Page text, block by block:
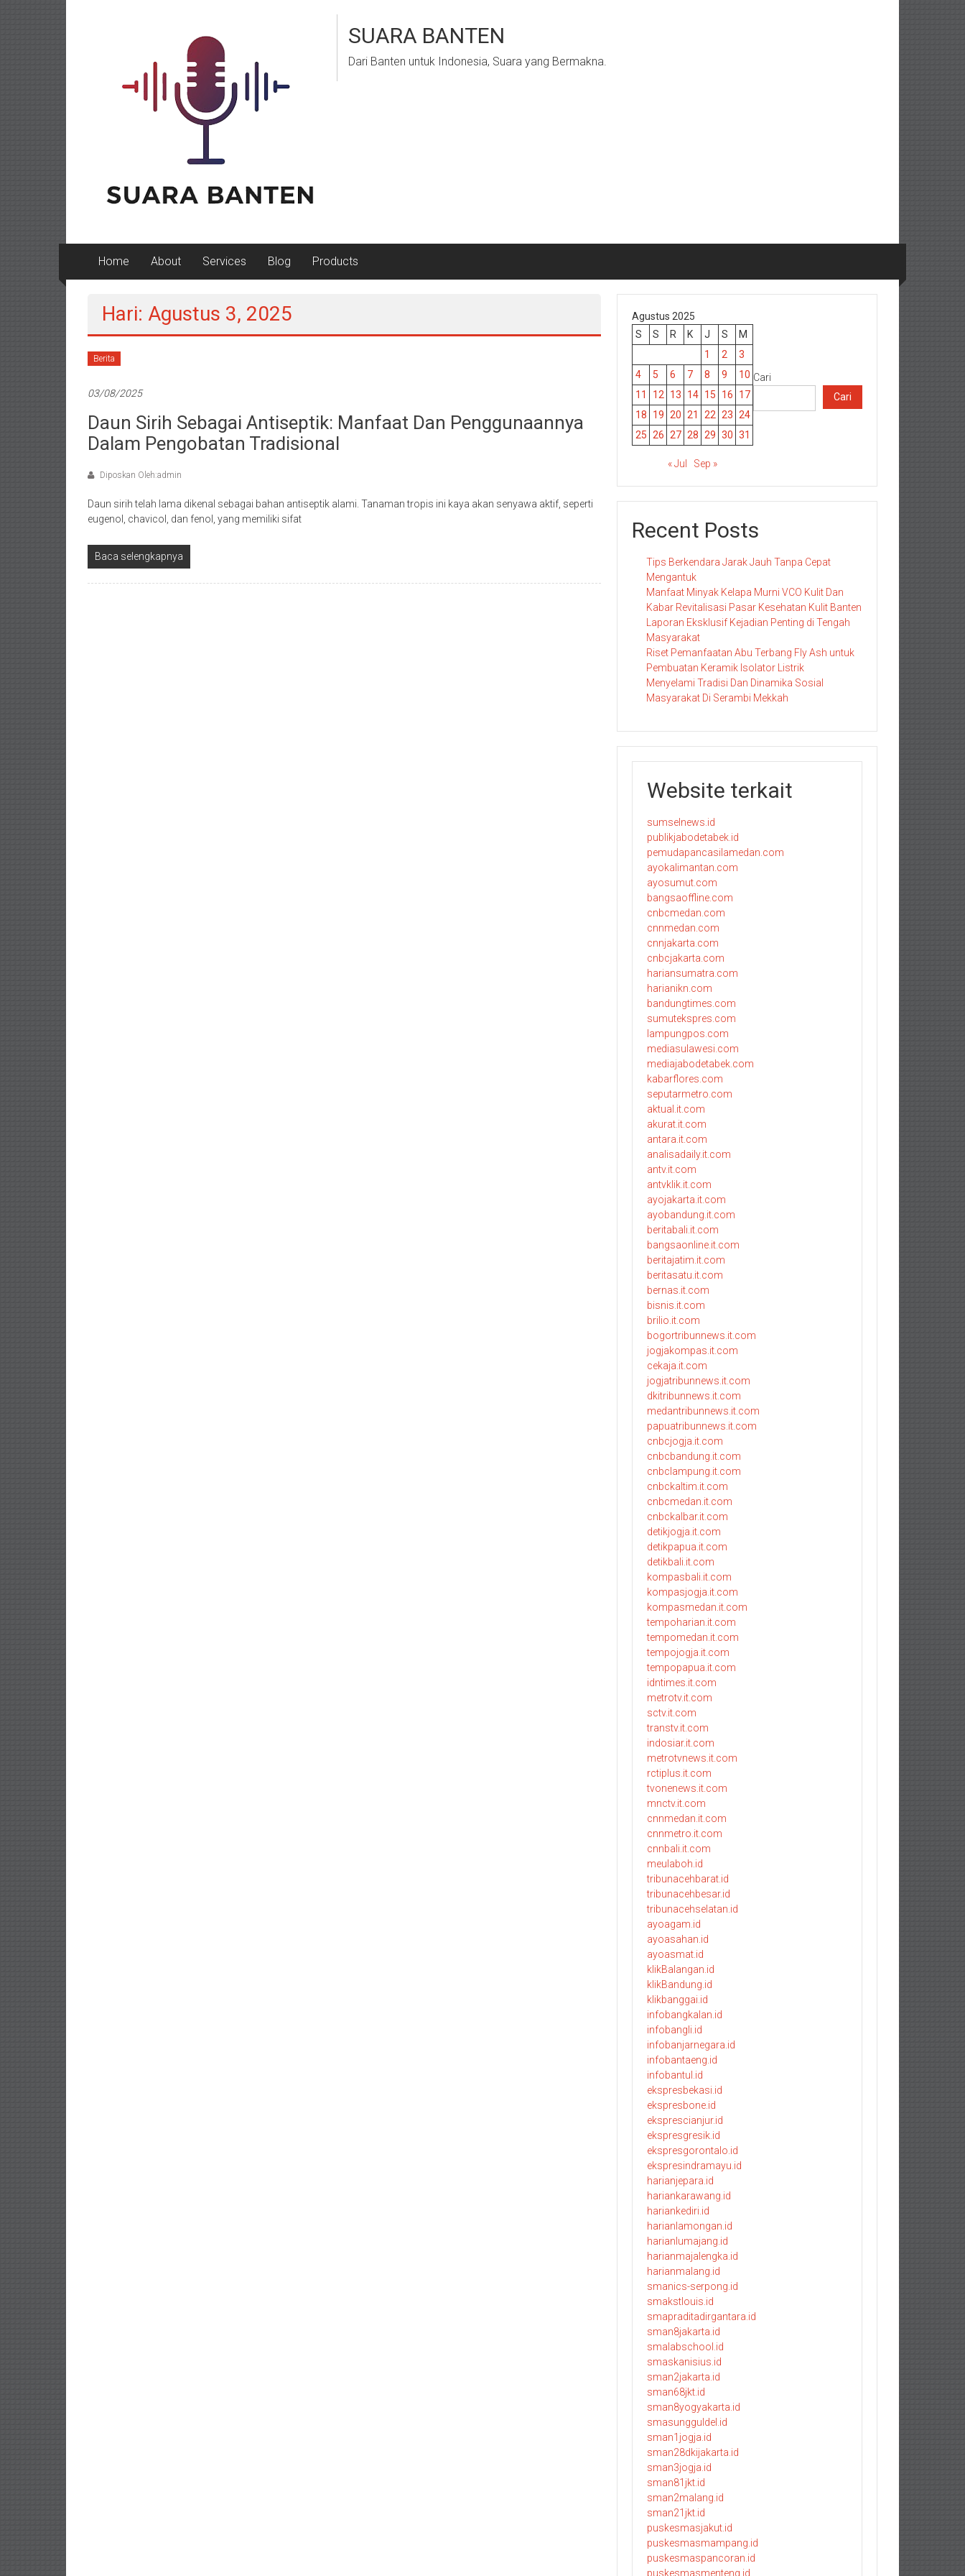
SUARA BANTEN
Dari Banten untuk Indonesia, Suara yang Bermakna.
Home About Services Blog Products
Hari: Agustus 3, 2025
Berita
03/08/2025
Daun Sirih Sebagai Antiseptik: Manfaat Dan Penggunaannya
Dalam Pengobatan Tradisional
Diposkan Oleh:admin
Daun sirih telah lama dikenal sebagai bahan antiseptik alami. Tanaman tropis ini kaya akan senyawa aktif, seperti
eugenol, chavicol, dan fenol, yang memiliki sifat
Baca selengkapnya
Agustus 2025
S
S R K J S
M
1
2
3
4
5 6 7 8 9
10
11
12 13 14 15 16
17
18
19 20 21 22 23 24
25 26 27 28 29 30 31
« Jul Sep »
Cari
Cari
Recent Posts
Tips Berkendara Jarak Jauh Tanpa Cepat
Mengantuk
Manfaat Minyak Kelapa Murni VCO Kulit Dan
Kabar Revitalisasi Pasar Kesehatan Kulit Banten
Laporan Eksklusif Kejadian Penting di Tengah
Masyarakat
Riset Pemanfaatan Abu Terbang Fly Ash untuk
Pembuatan Keramik Isolator Listrik
Menyelami Tradisi Dan Dinamika Sosial
Masyarakat Di Serambi Mekkah
Website terkait
sumselnews.id
publikjabodetabek.id
pemudapancasilamedan.com
ayokalimantan.com
ayosumut.com
bangsaoffline.com
cnbcmedan.com
cnnmedan.com
cnnjakarta.com
cnbcjakarta.com
hariansumatra.com
harianikn.com
bandungtimes.com
sumutekspres.com
lampungpos.com
mediasulawesi.com
mediajabodetabek.com
kabarflores.com
seputarmetro.com
aktual.it.com
akurat.it.com
antara.it.com
analisadaily.it.com
antv.it.com
antvklik.it.com
ayojakarta.it.com
ayobandung.it.com
beritabali.it.com
bangsaonline.it.com
beritajatim.it.com
beritasatu.it.com
bernas.it.com
bisnis.it.com
brilio.it.com
bogortribunnews.it.com
jogjakompas.it.com
cekaja.it.com
jogjatribunnews.it.com
dkitribunnews.it.com
medantribunnews.it.com
papuatribunnews.it.com
cnbcjogja.it.com
cnbcbandung.it.com
cnbclampung.it.com
cnbckaltim.it.com
cnbcmedan.it.com
cnbckalbar.it.com
detikjogja.it.com
detikpapua.it.com
detikbali.it.com
kompasbali.it.com
kompasjogja.it.com
kompasmedan.it.com
tempoharian.it.com
tempomedan.it.com
tempojogja.it.com
tempopapua.it.com
idntimes.it.com
metrotv.it.com
sctv.it.com
transtv.it.com
indosiar.it.com
metrotvnews.it.com
rctiplus.it.com
tvonenews.it.com
mnctv.it.com
cnnmedan.it.com
cnnmetro.it.com
cnnbali.it.com
meulaboh.id
tribunacehbarat.id
tribunacehbesar.id
tribunacehselatan.id
ayoagam.id
ayoasahan.id
ayoasmat.id
klikBalangan.id
klikBandung.id
klikbanggai.id
infobangkalan.id
infobangli.id
infobanjarnegara.id
infobantaeng.id
infobantul.id
ekspresbekasi.id
ekspresbone.id
eksprescianjur.id
ekspresgresik.id
ekspresgorontalo.id
ekspresindramayu.id
harianjepara.id
hariankarawang.id
hariankediri.id
harianlamongan.id
harianlumajang.id
harianmajalengka.id
harianmalang.id
smanics-serpong.id
smakstlouis.id
smapraditadirgantara.id
sman8jakarta.id
smalabschool.id
smaskanisius.id
sman2jakarta.id
sman68jkt.id
sman8yogyakarta.id
smasungguldel.id
sman1jogja.id
sman28dkijakarta.id
sman3jogja.id
sman81jkt.id
sman2malang.id
sman21jkt.id
puskesmasjakut.id
puskesmasmampang.id
puskesmaspancoran.id
puskesmasmenteng.id